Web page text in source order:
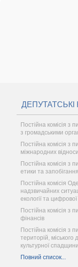
ДЕПУТАТСЬКІ
Постійна комісія з
з громадськими
Постійна комісія з
міжнародних
Постійна комісія з
етики та
Постійна комісія
надзвичайних
екології та
Постійна комісія з
фінансів
Постійна комісія з
територій, міського
культурної спадщини
Повний список...